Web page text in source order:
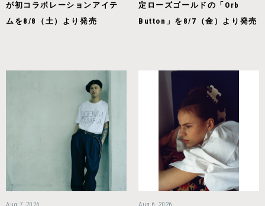
が初コラボレーションアイテ
ムを8/8（土）より発売
定ローズゴールドの「Orb
Button」を8/7（金）より発売